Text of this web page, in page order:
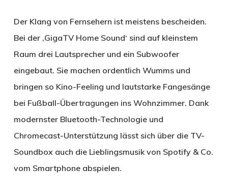
Der Klang von Fernsehern ist meistens bescheiden.
Bei der ‚GigaTV Home Sound‘ sind auf kleinstem
Raum drei Lautsprecher und ein Subwoofer
eingebaut. Sie machen ordentlich Wumms und
bringen so Kino-Feeling und lautstarke Fangesänge
bei Fußball-Übertragungen ins Wohnzimmer. Dank
modernster Bluetooth-Technologie und
Chromecast-Unterstützung lässt sich über die TV-
Soundbox auch die Lieblingsmusik von Spotify & Co.
vom Smartphone abspielen.